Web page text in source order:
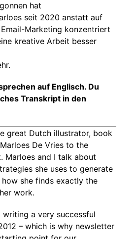
hat
seit 2020 anstatt auf
Marketing konzentriert
kreative Arbeit besser
auf Englisch. Du
Transkript in den
great Dutch illustrator, book
De Vries to the
Marloes and I talk about
she uses to generate
she finds exactly the
work.
writing a very successful
– which is why newsletter